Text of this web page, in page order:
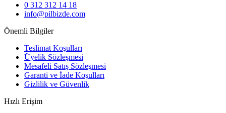
0 312 312 14 18
info@pilbizde.com
Önemli Bilgiler
Teslimat Koşulları
Üyelik Sözleşmesi
Mesafeli Satış Sözleşmesi
Garanti ve İade Koşulları
Gizlilik ve Güvenlik
Hızlı Erişim